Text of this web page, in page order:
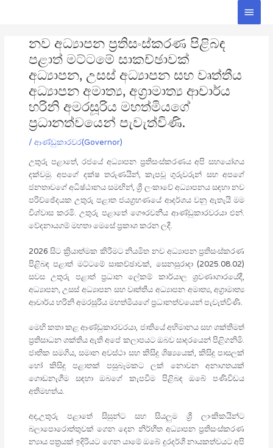
Main
නව අධ්‍යාපන ප්‍රතිසංස්කරණ පිළිබඳ
පළාත් මට්ටමේ සාකච්ඡාවක්
අධ්‍යාපන, උසස් අධ්‍යාපන සහ වෘත්තීය
අධ්‍යාපන අමාත්‍ය, අග්‍රාමාත්‍ය ආචාර්ය
හරිනි අමරසූරිය මහත්මියගේ
ප්‍රධානත්වයෙන් පැවැත්විණි.
/ ආණ්ඩුකාරවර(Governor)
උතුරු පළාතේ, රජයේ අධ්‍යාපන ප්‍රතිසංස්කරණය අපි සහයෝගය
දක්වමු. අපගේ දක්ෂ තරුණයින්, කැපවූ ගුරුවරුන් සහ අපගේ
ජනතාවගේ අධිෂ්ඨානය සමඟින්, ශ්‍රී ලංකාවේ අධ්‍යාපනය සඳහා නව
පරිච්ඡේදයක උතුරු පළාත ජයග්‍රහණයේ ආදර්ශය වනු ඇතැයි මම
විශ්වාස කරමි. උතුරු පළාතේ ගෞරවනීය ආණ්ඩුකාරවරයා එන්.
වේදනායගම් මහතා මෙසේ ප්‍රකාශ කරන ලදී.
2026 සිට ක්‍රියාත්මක කිරීමට නියමිත නව අධ්‍යාපන ප්‍රතිසංස්කරණ
පිළිබඳ පළාත් මට්ටමේ සාකච්ඡාවක්, සෙනසුරාදා (2025.08.02)
සවස උතුරු පළාත් ප්‍රධාන ලේකම් කාර්යාල ශ්‍රවණාගාරයේදී,
අධ්‍යාපන, උසස් අධ්‍යාපන සහ වෘත්තීය අධ්‍යාපන අමාත්‍ය, අග්‍රාමාත්‍ය
ආචාර්ය හරිනි අමරසූරිය මහත්මියගේ ප්‍රධානත්වයෙන් පැවැත්විණි.
මෙහි කතා කළ ආණ්ඩුකාරවරයා, ජාතියේ අභිමානය සහ ශක්තිමත්
ප්‍රතිසාධන ශක්තිය ඇති අපේ කලාපයට ඔබව සාදරයෙන් පිළිගනිමි.
ජාතික සමගිය, සමාන අවස්ථා සහ කිසිදු ශිෂ්‍යයෙක්, කිසිදු පාසලක්
හෝ කිසිදු පළාතක් පසුබෑමකට ලක් නොවන අනාගතයක්
ගොඩනැගීම සඳහා ඔබගේ කැපවීම පිළිබඳ ඔබේ පණිවිඩය
අතිමහත්ය.
අද,උතුරු පළාතේ සිසුන්ට සහ සියලුම ශ්‍රී ලාංකිකයින්ට
බලාපොරොත්තුවක් ගෙන දෙන නිර්භීත අධ්‍යාපන ප්‍රතිසංස්කරණ
න්‍යාය පත්‍රයක් ඉදිරියට ගෙන යාමේ ඔබේ දූරදර්ශී නායකත්වයට අපි
navigation